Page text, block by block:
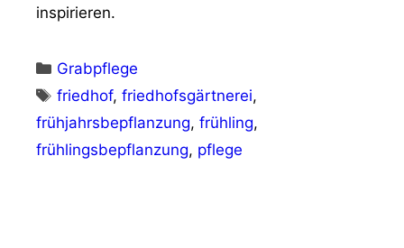
inspirieren.
Kategorien
Grabpflege
Schlagwörter
friedhof,friedhofsgärtnerei,
frühjahrsbepflanzung, frühling,
frühlingsbepflanzung, pflege